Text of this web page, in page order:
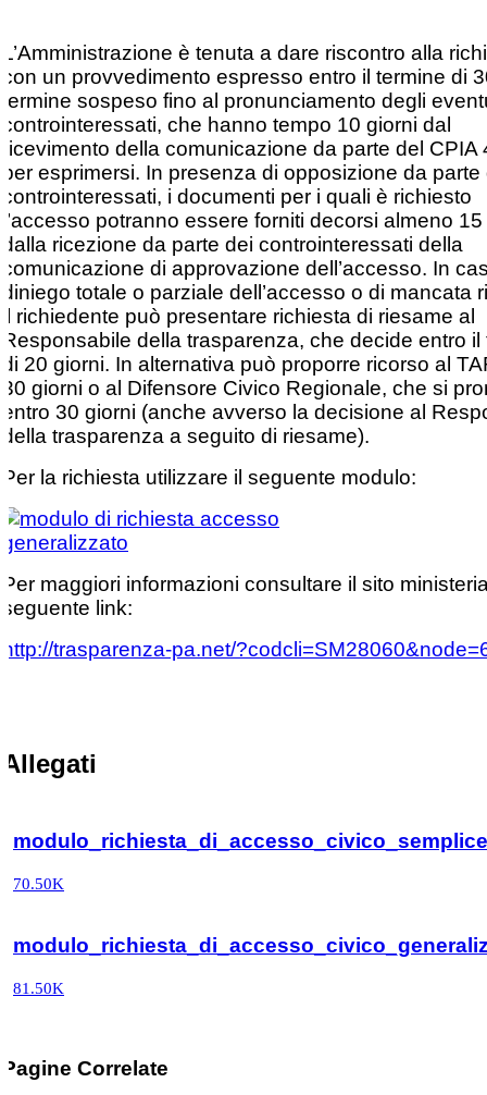
L’Amministrazione è tenuta a dare riscontro alla
con un provvedimento espresso entro il termine di
termine sospeso fino al pronunciamento degli
controinteressati, che hanno tempo 10 giorni dal
ricevimento della comunicazione da parte del CPIA
per esprimersi. In presenza di opposizione da parte
controinteressati, i documenti per i quali è richiesto
l’accesso potranno essere forniti decorsi almeno
dalla ricezione da parte dei controinteressati della
comunicazione di approvazione dell’accesso. In
diniego totale o parziale dell’accesso o di mancata
il richiedente può presentare richiesta di riesame al
Responsabile della trasparenza, che decide entro il
di 20 giorni. In alternativa può proporre ricorso al
30 giorni o al Difensore Civico Regionale, che si
entro 30 giorni (anche avverso la decisione al
della trasparenza a seguito di riesame).
Per la richiesta utilizzare il seguente modulo:
Per maggiori informazioni consultare il sito
seguente link:
http://trasparenza-pa.net/
Allegati
70.50K
81.50K
Pagine Correlate